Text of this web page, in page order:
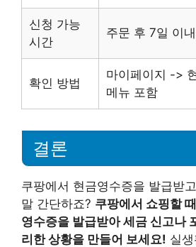
신청 가능
시간
주문 후 7일 이내
확인 방법
마이페이지 ->
메뉴 포함
결론
쿠팡에서 현금영수증을 발급받
말 간단하죠? 쿠팡에서 쇼핑할
영수증을 발급받아 세금 신고나
리한 상황을 만들어 보세요! 실